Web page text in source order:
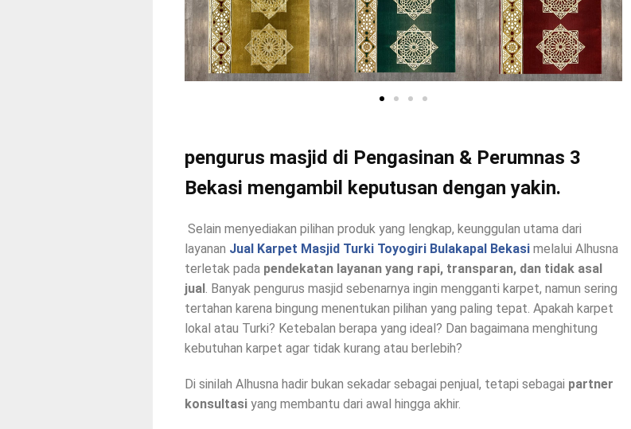
pengurus masjid di Pengasinan & Perumnas 3
Bekasi mengambil keputusan dengan yakin.
Selain menyediakan pilihan produk yang lengkap, keunggulan utama dari
layanan Jual Karpet Masjid Turki Toyogiri Bulakapal Bekasi melalui Alhusna
terletak pada pendekatan layanan yang rapi, transparan, dan tidak asal
jual . Banyak pengurus masjid sebenarnya ingin mengganti karpet, namun sering
tertahan karena bingung menentukan pilihan yang paling tepat. Apakah karpet
lokal atau Turki? Ketebalan berapa yang ideal? Dan bagaimana menghitung
kebutuhan karpet agar tidak kurang atau berlebih?
Di sinilah Alhusna hadir bukan sekadar sebagai penjual, tetapi sebagai partner
konsultasi yang membantu dari awal hingga akhir.